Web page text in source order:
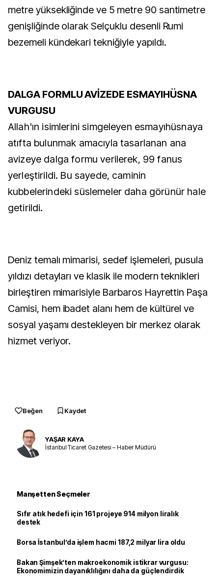
metre yüksekliğinde ve 5 metre 90 santimetre
genişliğinde olarak Selçuklu desenli Rumi
bezemeli kündekari tekniğiyle yapıldı.
DALGA FORMLU AVİZEDE ESMAYIHÜSNA
VURGUSU
Allah'ın isimlerini simgeleyen esmayıhüsnaya
atıfta bulunmak amacıyla tasarlanan ana
avizeye dalga formu verilerek, 99 fanus
yerleştirildi. Bu sayede, caminin
kubbelerindeki süslemeler daha görünür hale
getirildi.
Deniz temalı mimarisi, sedef işlemeleri, pusula
yıldızı detayları ve klasik ile modern teknikleri
birleştiren mimarisiyle Barbaros Hayrettin Paşa
Camisi, hem ibadet alanı hem de kültürel ve
sosyal yaşamı destekleyen bir merkez olarak
hizmet veriyor.
Beğen Kaydet
YAŞAR KAYA
İstanbul Ticaret Gazetesi – Haber Müdürü
Manşetten Seçmeler
Sıfır atık hedefi için 161 projeye 914 milyon liralık
destek
Borsa İstanbul’da işlem hacmi 187,2 milyar lira oldu
Bakan Şimşek’ten makroekonomik istikrar vurgusu:
Ekonomimizin dayanıklılığını daha da güçlendirdik